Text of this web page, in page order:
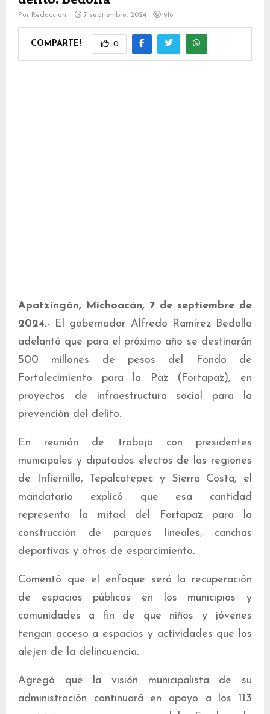
Por Redacción 7 septiembre, 2024 916
COMPARTE! 0
Apatzingán, Michoacán, 7 de septiembre de
2024.- El gobernador Alfredo Ramírez Bedolla
adelantó que para el próximo año se destinarán
500 millones de pesos del Fondo de
Fortalecimiento para la Paz (Fortapaz), en
proyectos de infraestructura social para la
prevención del delito.
En reunión de trabajo con presidentes
municipales y diputados electos de las regiones
de Infiernillo, Tepalcatepec y Sierra Costa, el
mandatario explicó que esa cantidad
representa la mitad del Fortapaz para la
construcción de parques lineales, canchas
deportivas y otros de esparcimiento.
Comentó que el enfoque será la recuperación
de espacios públicos en los municipios y
comunidades a fin de que niños y jóvenes
tengan acceso a espacios y actividades que los
alejen de la delincuencia.
Agregó que la visión municipalista de su
administración continuará en apoyo a los 113